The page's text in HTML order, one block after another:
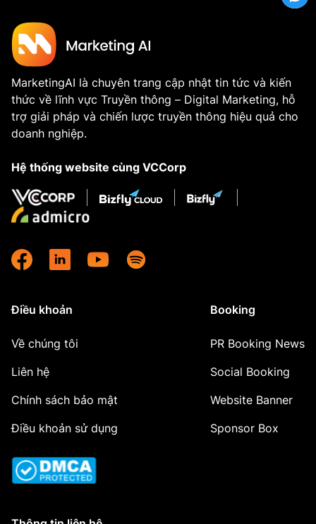
MarketingAI là chuyên trang cập nhật tin tức và kiến
thức về lĩnh vực Truyền thông – Digital Marketing, hỗ
trợ giải pháp và chiến lược truyền thông hiệu quả cho
doanh nghiệp.
Hệ thống website cùng VCCorp
Điều khoản
Về chúng tôi
Liên hệ
Chính sách bảo mật
Điều khoản sử dụng
Booking
PR Booking News
Social Booking
Website Banner
Sponsor Box